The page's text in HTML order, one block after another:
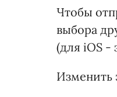
Чтобы
выбора
(для iOS -
Изменить